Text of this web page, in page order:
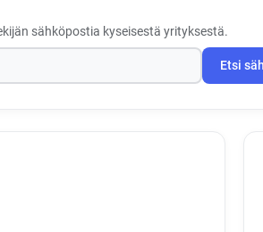
sähköpostia kyseisestä yrityksestä.
Etsi